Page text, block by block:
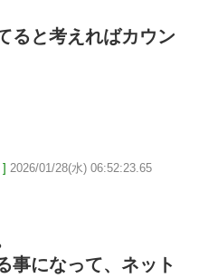
ると考えればカウン
2026/01/28(水) 06:52:23.65
事になって、ネット